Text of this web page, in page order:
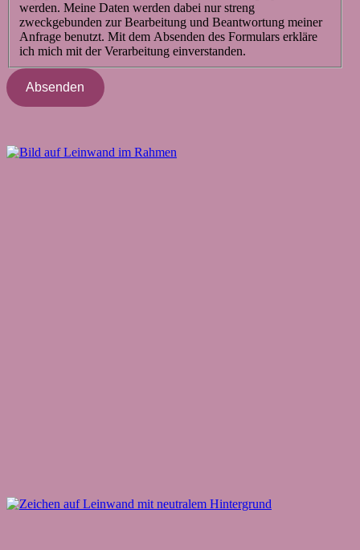
werden. Meine Daten werden dabei nur streng
zweckgebunden zur Bearbeitung und Beantwortung meiner
Anfrage benutzt. Mit dem Absenden des Formulars erkläre
ich mich mit der Verarbeitung einverstanden.